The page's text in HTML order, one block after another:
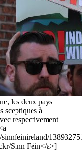
les deux pays
sceptiques à
respectivement
Sinn Féin</a>]